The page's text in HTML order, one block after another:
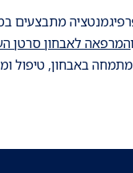
מתבצעים
והמרפאה לאבחון סרטן
באבחון, טיפול